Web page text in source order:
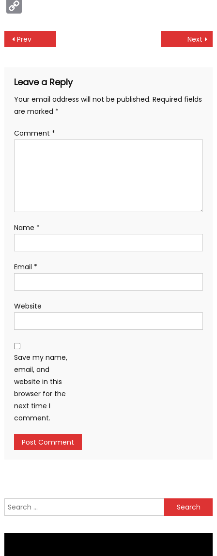
Post
Prev Next
Leave a Reply
Your email address will not be published. Required fields
are marked *
Comment *
Name *
Email *
Website
Save my name,
email, and
website in this
browser for the
next time I
comment.
Search
for: